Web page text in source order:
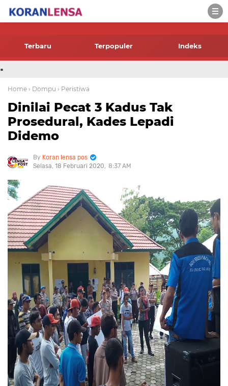
-->
Terbaru Terpopuler Indeks
.
Home › Dompu › Peristiwa
Dinilai Pecat 3 Kadus Tak
Prosedural, Kades Lepadi
Didemo
Koran lensa pos
Selasa, 18 Februari 2020
8:37 AM